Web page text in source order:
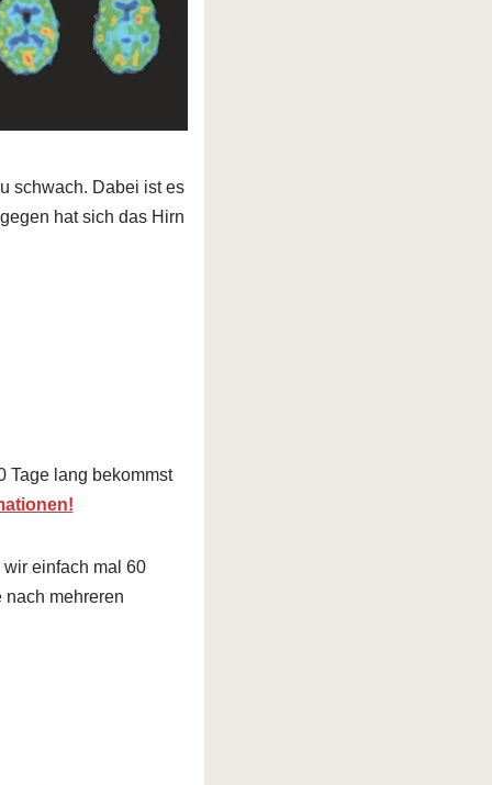
schwach. Dabei ist es
hat sich das Hirn
Tage lang bekommst
einfach mal 60
nach mehreren